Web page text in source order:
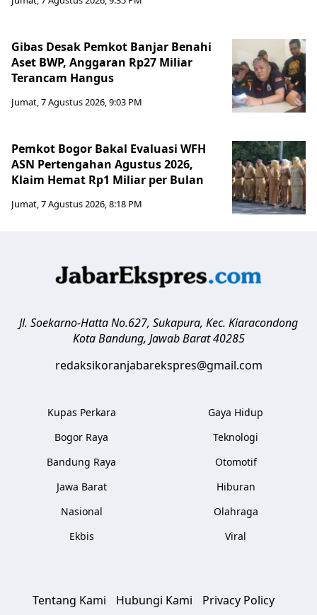
Gibas Desak Pemkot Banjar Benahi
Aset BWP, Anggaran Rp27 Miliar
Terancam Hangus
Jumat, 7 Agustus 2026, 9:03 PM
Pemkot Bogor Bakal Evaluasi WFH
ASN Pertengahan Agustus 2026,
Klaim Hemat Rp1 Miliar per Bulan
Jumat, 7 Agustus 2026, 8:18 PM
Jl. Soekarno-Hatta No.627, Sukapura, Kec. Kiaracondong
Kota Bandung, Jawab Barat 40285
redaksikoranjabarekspres@gmail.com
Kupas Perkara
Bogor Raya
Bandung Raya
Jawa Barat
Nasional
Ekbis
Gaya Hidup
Teknologi
Otomotif
Hiburan
Olahraga
Viral
Tentang Kami Hubungi Kami Privacy Policy